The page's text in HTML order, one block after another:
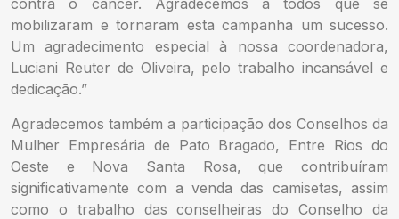
contra o câncer. Agradecemos a todos que se
mobilizaram e tornaram esta campanha um sucesso.
Um agradecimento especial à nossa coordenadora,
Luciani Reuter de Oliveira, pelo trabalho incansável e
dedicação.”
Agradecemos também a participação dos Conselhos da
Mulher Empresária de Pato Bragado, Entre Rios do
Oeste e Nova Santa Rosa, que contribuíram
significativamente com a venda das camisetas, assim
como o trabalho das conselheiras do Conselho da